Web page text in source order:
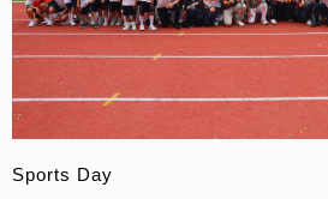
Sports Day